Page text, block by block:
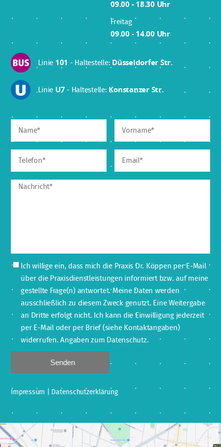
09.00 - 18.30 Uhr
Freitag
09.00 - 14.00 Uhr
Linie 101 - Haltestelle: Düsseldorfer Str.
Linie U7 - Haltestelle: Konstanzer Str.
Ich willige ein, dass mich die Praxis Dr. Köppen per E-Mail
über die Praxisdienstleistungen informiert bzw. auf meine
gestellte Frage(n) antwortet. Meine Daten werden
ausschließlich zu diesem Zweck genutzt. Eine Weitergabe
an Dritte erfolgt nicht. Ich kann die Einwilligung jederzeit
per E-Mail oder per Brief (siehe Kontaktangaben)
widerrufen. Angaben zum Datenschutz.
Senden
Impressum Datenschutzerklärung